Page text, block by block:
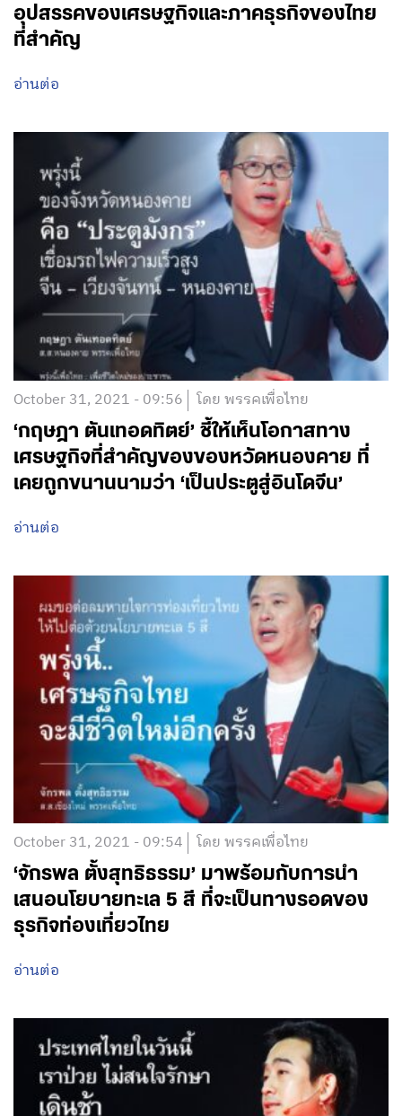
อุปสรรคของเศรษฐกิจและภาคธุรกิจของไทย
ที่สำคัญ
อ่านต่อ
October 31, 2021 - 09:56 โดย พรรคเพื่อไทย
‘กฤษฎา ตันเทอดทิตย์’ ชี้ให้เห็นโอกาสทาง
เศรษฐกิจที่สำคัญของของหวัดหนองคาย ที่
เคยถูกขนานนามว่า ‘เป็นประตูสู่อินโดจีน’
อ่านต่อ
October 31, 2021 - 09:54 โดย พรรคเพื่อไทย
‘จักรพล ตั้งสุทธิธรรม’ มาพร้อมกับการนำ
เสนอนโยบายทะเล 5 สี ที่จะเป็นทางรอดของ
ธุรกิจท่องเที่ยวไทย
อ่านต่อ